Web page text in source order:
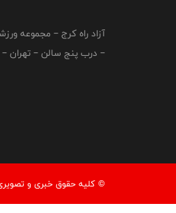
آزاد راه کرج – مجموعه
– درب پنج سالن – تهران –
© کليه حقوق خبری و